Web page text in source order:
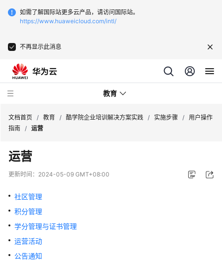
如需了解国际站更多云产品，请访问国际站。
https://www.huaweicloud.com/intl/
不再显示此消息
教育
华
为
云
域
育
云
台
解
文档首页 / 教育 / 酷学院企业培训解决方案实践 / 实施步骤 / 用户操作
指南 / 运营
运营
更新时间： 2024-05-09 GMT+08:00
社区管理
积分管理
学分管理与证书管理
运营活动
公告通知